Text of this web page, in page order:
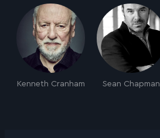
Kenneth Cranham Sean Chapman